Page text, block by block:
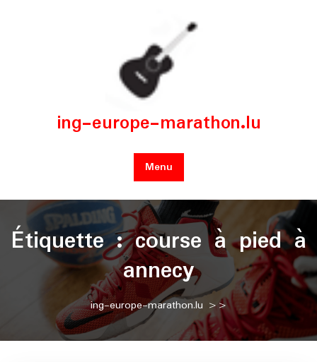
ing-europe-marathon.lu
Menu
Étiquette :course à pied à
annecy
ing-europe-marathon.lu >>